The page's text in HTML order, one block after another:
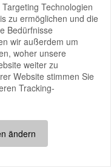
2026 treten die
2026treten die besten
an – voller Qualität,
2026?
Technologien
zu ermöglichen und die
Bedürfnisse
wir außerdem um
woher unsere
weiter zu
Website stimmen Sie
Tracking-
ändern